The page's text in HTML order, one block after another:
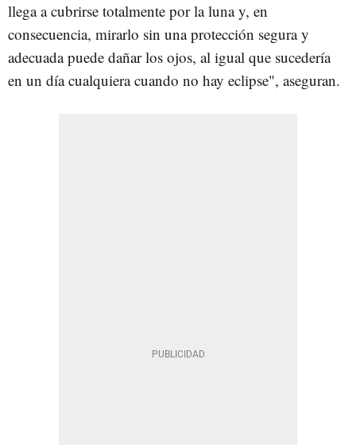
llega a cubrirse totalmente por la luna y, en
consecuencia, mirarlo sin una protección segura y
adecuada puede dañar los ojos, al igual que sucedería
en un día cualquiera cuando no hay eclipse", aseguran.